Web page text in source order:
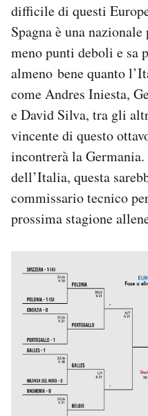
difficile di questi
Spagna è una
meno punti deboli e sa
almeno bene quanto
come Andres Iniesta,
e David Silva, tra gli
vincente di questo
incontrerà la
dell’Italia, questa
commissario tecnico
prossima stagione